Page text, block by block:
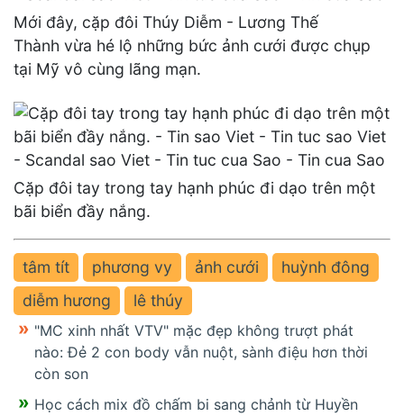
Mới đây, cặp đôi Thúy Diễm - Lương Thế
Thành vừa hé lộ những bức ảnh cưới được chụp
tại Mỹ vô cùng lãng mạn.
Cặp đôi tay trong tay hạnh phúc đi dạo trên một
bãi biển đầy nắng.
tâm tít phương vy ảnh cưới
huỳnh đông
diễm hương
lê thúy
"MC xinh nhất VTV" mặc đẹp không trượt phát
nào: Đẻ 2 con body vẫn nuột, sành điệu hơn thời
còn son
Học cách mix đồ chấm bi sang chảnh từ Huyền